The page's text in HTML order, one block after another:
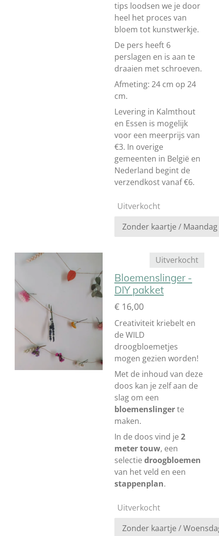
tips loodsen we je door
heel het proces van
bloem tot kunstwerkje.
De pers heeft 6
perslagen en is aan te
draaien met schroeven.
Afmeting: 24 cm op 24
cm.
Levering in Kalmthout
en Essen is mogelijk
voor een meerprijs van
€3. In overige
gemeenten in België en
Nederland begint de
verzendkost vanaf €6.
Uitverkocht
Uitverkocht
Bloemenslinger -
DIY pakket
€ 16,00
Creativiteit kriebelt en
de WILD
droogbloemetjes
mogen gezien worden!
Met de inhoud van deze
doos kan je zelf aan de
slag om een
bloemenslingerte
maken.
In de doos vind je 2
meter touw, een
selectie droogbloemen
van het veld en een
stappenplan.
Uitverkocht